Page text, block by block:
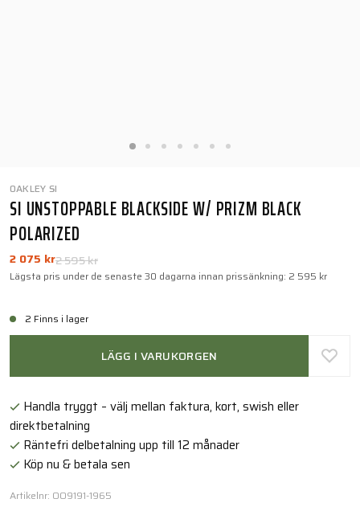
OAKLEY SI
SI UNSTOPPABLE BLACKSIDE W/ PRIZM BLACK
POLARIZED
2 595 kr
2 075 kr
Lägsta pris under de senaste 30 dagarna innan prissänkning: 2 595 kr
2 Finns i lager
LÄGG I VARUKORGEN
Handla tryggt – välj mellan faktura, kort, swish eller
direktbetalning
Räntefri delbetalning upp till 12 månader
Köp nu & betala sen
Artikelnr: OO9191-1965